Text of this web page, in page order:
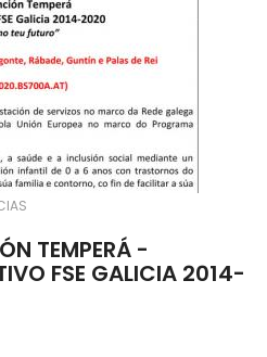
TEMPERÁ -
FSE GALICIA 2014-